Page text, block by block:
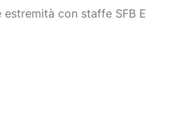
con staffe SFB E